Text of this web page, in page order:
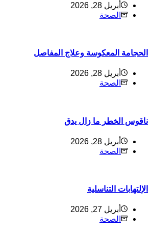
أبريل 28, 2026
الصحة
المعكوسة وعلاج المفاصل
أبريل 28, 2026
الصحة
الخطر ما زال يدق
أبريل 28, 2026
الصحة
التناسلية
أبريل 27, 2026
الصحة